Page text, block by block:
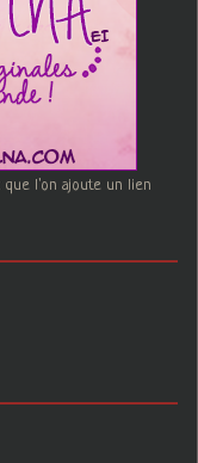
que l'on ajoute un lien